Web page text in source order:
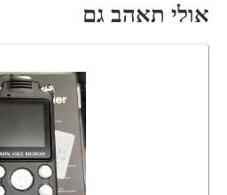
אולי תאהב גם